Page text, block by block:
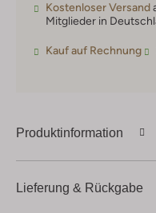
Kostenloser Versand
Mitglieder in
Kauf auf Rechnung
Produktinformation
Lieferung & Rückgabe